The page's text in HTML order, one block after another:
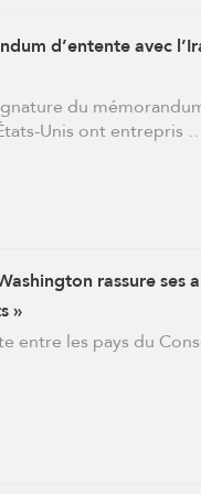
d’entente avec
du
Unis ont entrepris
rassure ses
»
entre les pays du